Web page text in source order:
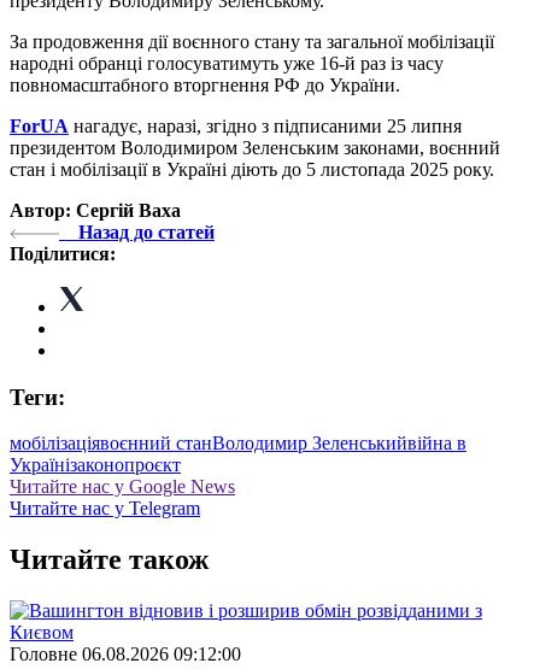
За продовження дії воєнного стану та загальної мобілізації
народні обранці голосуватимуть уже 16-й раз із часу
повномасштабного вторгнення РФ до України.
ForUA нагадує, наразі, згідно з підписаними 25 липня
президентом Володимиром Зеленським законами, воєнний
стан і мобілізації в Україні діють до 5 листопада 2025 року.
Автор: Сергій Ваха
Назад до статей
Поділитися:
Теги:
мобілізаціявоєнний станВолодимир Зеленськийвійна в
Українізаконопроєкт
Читайте нас у Google News
Читайте нас у Telegram
Читайте також
Головне 06.08.2026 09:12:00